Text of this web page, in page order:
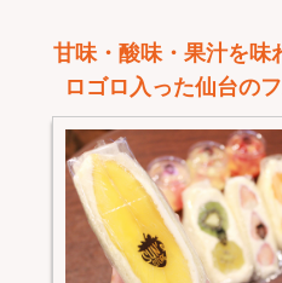
甘味・酸味・果汁を味
ロゴロ入った仙台の